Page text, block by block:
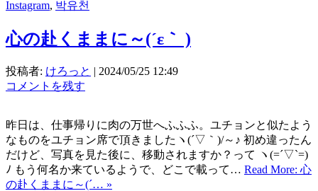
Instagram, 박유천
心の赴くままに～(´ε｀ )
投稿者: けろっと | 2024/05/25 12:49
コメントを残す
昨日は、仕事帰りに肉の万世へふふふ。ユチョンと似たよう
なものをユチョン席で頂きましたヽ(´▽｀)/～♪ 初め違ったん
だけど、写真を見た後に、移動されますか？って ヽ(=´▽`=)
ﾉ もう何名か来ているようで、どこで載って… Read More: 心
の赴くままに～(´… »